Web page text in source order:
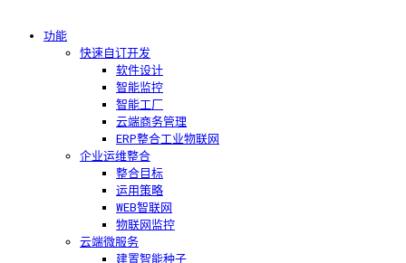
功能
快速自订开发
软件设计
智能监控
智能工厂
云端商务管理
ERP整合工业物联网
企业运维整合
整合目标
运用策略
WEB智联网
物联网监控
云端微服务
建置智能种子